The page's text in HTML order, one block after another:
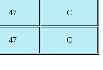
47 С
47 С